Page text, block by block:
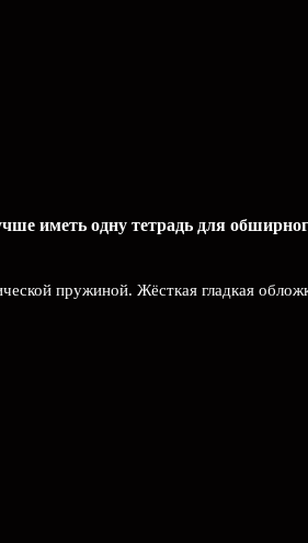
иметь одну тетрадь для
пружиной. Жёсткая гладкая